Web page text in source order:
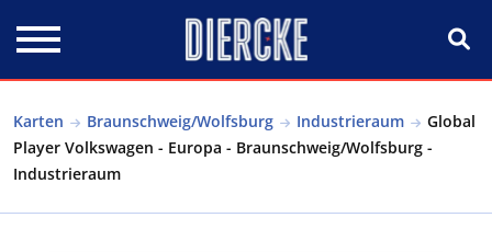
Karten Braunschweig/Wolfsburg Industrieraum
Global
Player Volkswagen - Europa - Braunschweig/Wolfsburg -
Industrieraum